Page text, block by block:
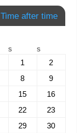
Time after time
S S
1
2
8
9
15
16
22
23
29
30